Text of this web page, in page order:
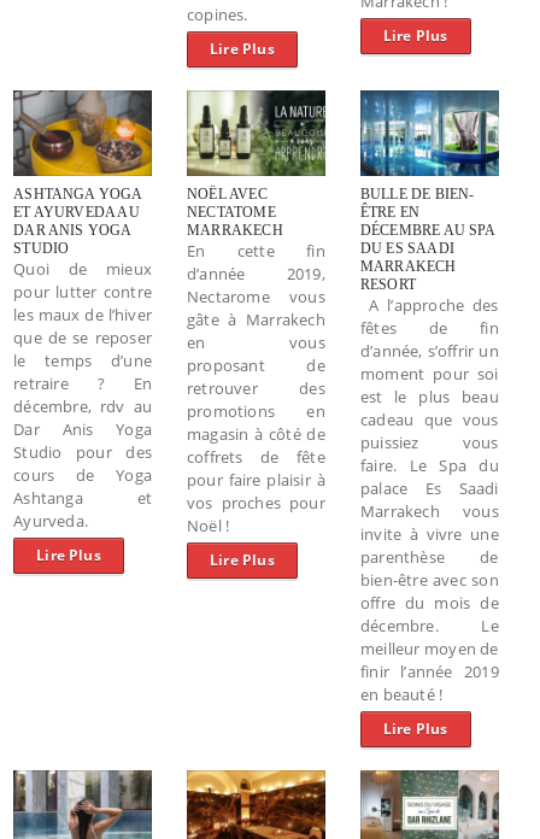
copines.
Lire Plus
Lire Plus
ASHTANGA YOGA
ET AYURVEDA AU
DAR ANIS YOGA
STUDIO
Quoi de mieux
pour lutter contre
les maux de l’hiver
que de se reposer
le temps d’une
retraire ? En
décembre, rdv au
Dar Anis Yoga
Studio pour des
cours de Yoga
Ashtanga et
Ayurveda.
Lire Plus
NOËL AVEC
NECTATOME
MARRAKECH
En cette fin
d’année 2019,
Nectarome vous
gâte à Marrakech
en vous
proposant de
retrouver des
promotions en
magasin à côté de
coffrets de fête
pour faire plaisir à
vos proches pour
Noël !
Lire Plus
BULLE DE BIEN-
ÊTRE EN
DÉCEMBRE AU SPA
DU ES SAADI
MARRAKECH
RESORT
A l’approche des
fêtes de fin
d’année, s’offrir un
moment pour soi
est le plus beau
cadeau que vous
puissiez vous
faire. Le Spa du
palace Es Saadi
Marrakech vous
invite à vivre une
parenthèse de
bien-être avec son
offre du mois de
décembre. Le
meilleur moyen de
finir l’année 2019
en beauté !
Lire Plus